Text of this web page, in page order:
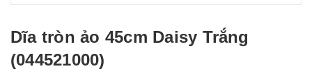
Dĩa tròn ảo 45cm Daisy Trắng
(044521000)